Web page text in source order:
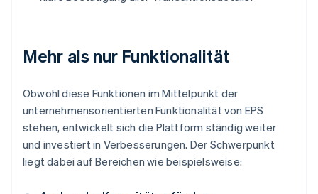
Mehr als nur Funktionalität
Obwohl diese Funktionen im Mittelpunkt der
unternehmensorientierten Funktionalität von EPS
stehen, entwickelt sich die Plattform ständig weiter
und investiert in Verbesserungen. Der Schwerpunkt
liegt dabei auf Bereichen wie beispielsweise: